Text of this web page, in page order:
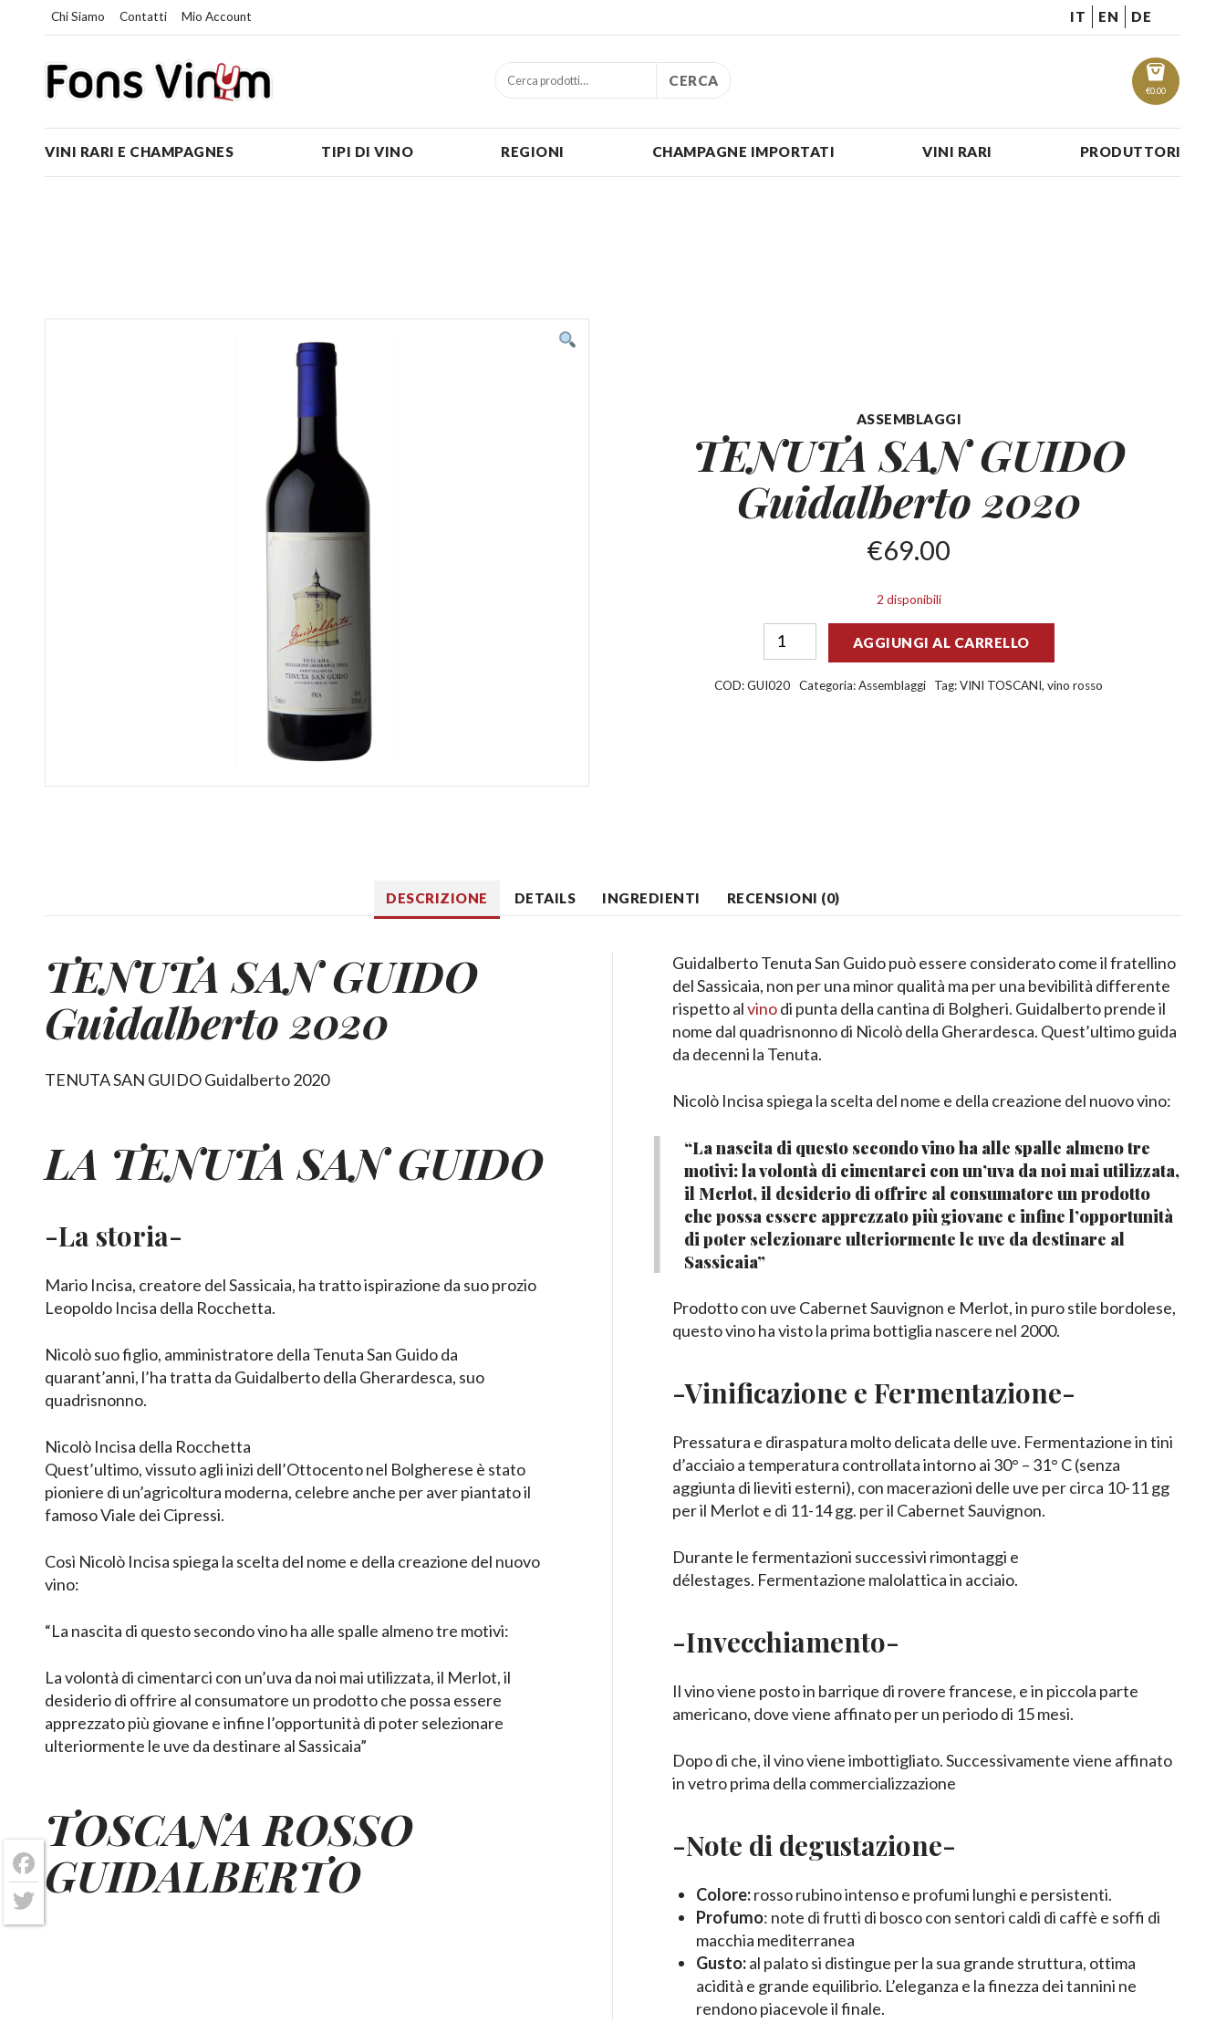
Chi Siamo Contatti Mio Account IT EN DE
€0.00
CERCA
VINI RARI E CHAMPAGNES TIPI DI VINO REGIONI CHAMPAGNE IMPORTATI VINI RARI PRODUTTORI
ASSEMBLAGGI
TENUTA SAN GUIDO
Guidalberto 2020
€69.00
2 disponibili
AGGIUNGI AL CARRELLO
COD:GUI020 Categoria:Assemblaggi Tag:VINI TOSCANI,vino rosso
DESCRIZIONE DETAILS INGREDIENTI RECENSIONI (0)
TENUTA SAN GUIDO
Guidalberto 2020
TENUTA SAN GUIDO Guidalberto 2020
LA TENUTA SAN GUIDO
-La storia-
Mario Incisa, creatore del Sassicaia, ha tratto ispirazione da suo prozio
Leopoldo Incisa della Rocchetta.
Nicolò suo figlio, amministratore della Tenuta San Guido da
quarant’anni, l’ha tratta da Guidalberto della Gherardesca, suo
quadrisnonno.
Nicolò Incisa della Rocchetta
Quest’ultimo, vissuto agli inizi dell’Ottocento nel Bolgherese è stato
pioniere di un’agricoltura moderna, celebre anche per aver piantato il
famoso Viale dei Cipressi.
Così Nicolò Incisa spiega la scelta del nome e della creazione del nuovo
vino:
“La nascita di questo secondo vino ha alle spalle almeno tre motivi:
La volontà di cimentarci con un’uva da noi mai utilizzata, il Merlot, il
desiderio di offrire al consumatore un prodotto che possa essere
apprezzato più giovane e infine l’opportunità di poter selezionare
ulteriormente le uve da destinare al Sassicaia”
TOSCANA ROSSO
GUIDALBERTO
Guidalberto Tenuta San Guido può essere considerato come il fratellino
del Sassicaia, non per una minor qualità ma per una bevibilità differente
rispetto alvinodi punta della cantina di Bolgheri. Guidalberto prende il
nome dal quadrisnonno di Nicolò della Gherardesca. Quest’ultimo guida
da decenni la Tenuta.
Nicolò Incisa spiega la scelta del nome e della creazione del nuovo vino:
“La nascita di questo secondo vino ha alle spalle almeno tre
motivi: la volontà di cimentarci con un’uva da noi mai utilizzata,
il Merlot, il desiderio di offrire al consumatore un prodotto
che possa essere apprezzato più giovane e infine l’opportunità
di poter selezionare ulteriormente le uve da destinare al
Sassicaia”
Prodotto con uve Cabernet Sauvignon e Merlot, in puro stile bordolese,
questo vino ha visto la prima bottiglia nascere nel 2000.
-Vinificazione e Fermentazione-
Pressatura e diraspatura molto delicata delle uve. Fermentazione in tini
d’acciaio a temperatura controllata intorno ai 30° – 31° C (senza
aggiunta di lieviti esterni), con macerazioni delle uve per circa 10-11 gg
per il Merlot e di 11-14 gg. per il Cabernet Sauvignon.
Durante le fermentazioni successivi rimontaggi e
délestages. Fermentazione malolattica in acciaio.
-Invecchiamento-
Il vino viene posto in barrique di rovere francese, e in piccola parte
americano, dove viene affinato per un periodo di 15 mesi.
Dopo di che, il vino viene imbottigliato. Successivamente viene affinato
in vetro prima della commercializzazione
-Note di degustazione-
Colore:rosso rubino intenso e profumi lunghi e persistenti.
Profumo: note di frutti di bosco con sentori caldi di caffè e soffi di
macchia mediterranea
Gusto:al palato si distingue per la sua grande struttura, ottima
acidità e grande equilibrio. L’eleganza e la finezza dei tannini ne
rendono piacevole il finale.
Facebook
Twitter